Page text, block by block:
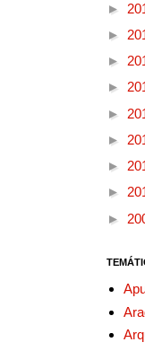
►
►
►
►
►
►
►
►
►